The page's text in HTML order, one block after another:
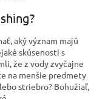
aký význam majú
skúsenosti s
že z vody zvyčajne
na menšie predmety
striebro? Bohužiaľ,